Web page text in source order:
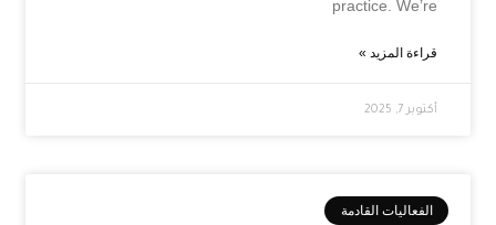
practice. We’re
قراءة المزيد »
الفعاليات القادمة